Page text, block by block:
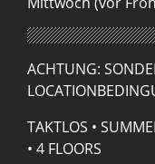
ACHTUNG:
TAKTLOS •
• 4 FLOORS